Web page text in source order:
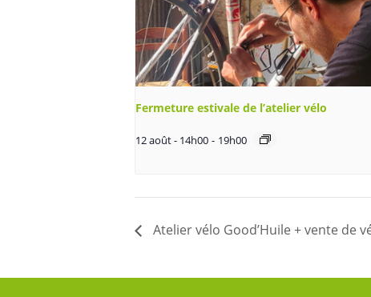
Fermeture estivale de l’atelier vélo
12 août - 14h00 - 19h00
Atelier vélo Good’Huile + vente de